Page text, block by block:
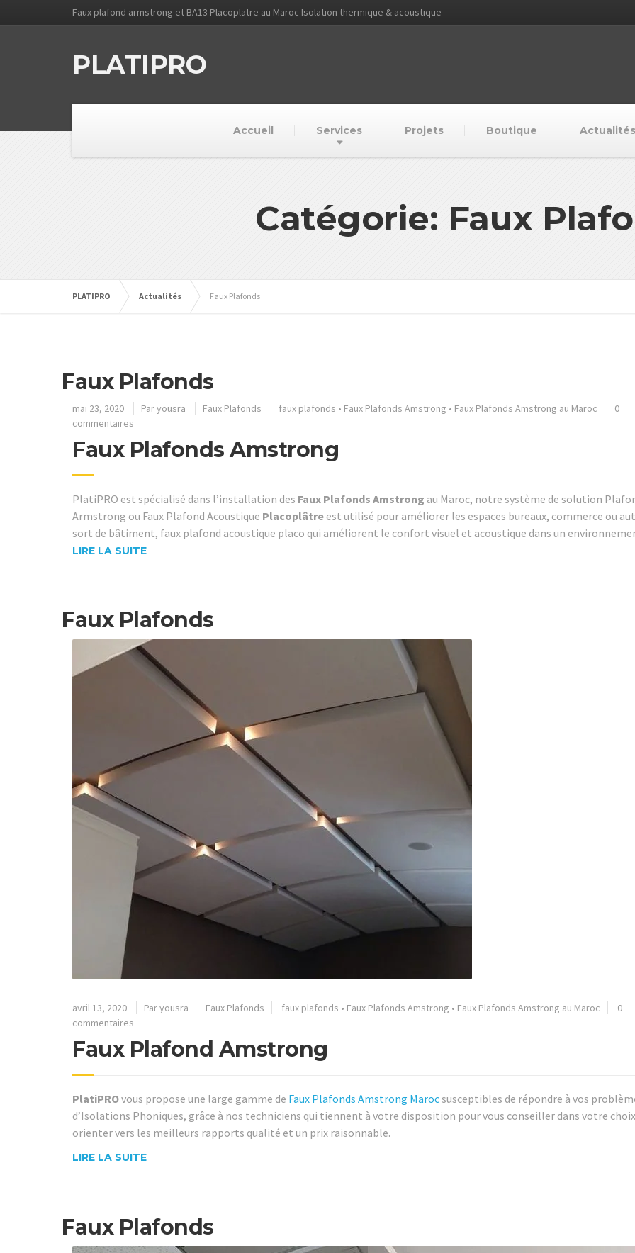
Faux plafond armstrong et BA13 Placoplatre au Maroc Isolation thermique & acoustique
PLATIPRO
Accueil Services Projets Boutique Actualités
Catégorie: Faux
PLATIPRO Actualités Faux Plafonds
Faux Plafonds
mai 23, 2020 Paryousra Faux Plafonds faux plafonds • Faux Plafonds Amstrong • Faux Plafonds Amstrong au Maroc
0
commentaires
Faux Plafonds Amstrong
PlatiPRO est spécialisé dans l’installation des Faux Plafonds Amstrong au Maroc, notre système de solution
Armstrong ou Faux Plafond Acoustique Placoplâtre est utilisé pour améliorer les espaces bureaux, commerce ou
sort de bâtiment, faux plafond acoustique placo qui améliorent le confort visuel et acoustique dans un
LIRE LA SUITE
Faux Plafonds
avril 13, 2020 Paryousra Faux Plafonds faux plafonds • Faux Plafonds Amstrong • Faux Plafonds Amstrong au Maroc
0
commentaires
Faux Plafond Amstrong
PlatiPROvous propose une large gamme de Faux Plafonds Amstrong Marocsusceptibles de répondre à vos
d’Isolations Phoniques, grâce à nos techniciens qui tiennent à votre disposition pour vous conseiller dans votre
orienter vers les meilleurs rapports qualité et un prix raisonnable.
LIRE LA SUITE
Faux Plafonds